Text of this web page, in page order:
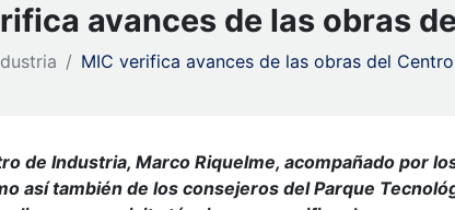
avances de las obras
MIC verifica avances de las obras del
de Industria, Marco Riquelme, acompañado por
así también de los consejeros del Parque